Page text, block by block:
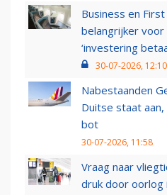
Business en
belangrijker voor
‘investering
30-07-2026, 12:10
Nabestaanden
Duitse staat
bot
30-07-2026, 11:58
Vraag naar
druk door oorlog